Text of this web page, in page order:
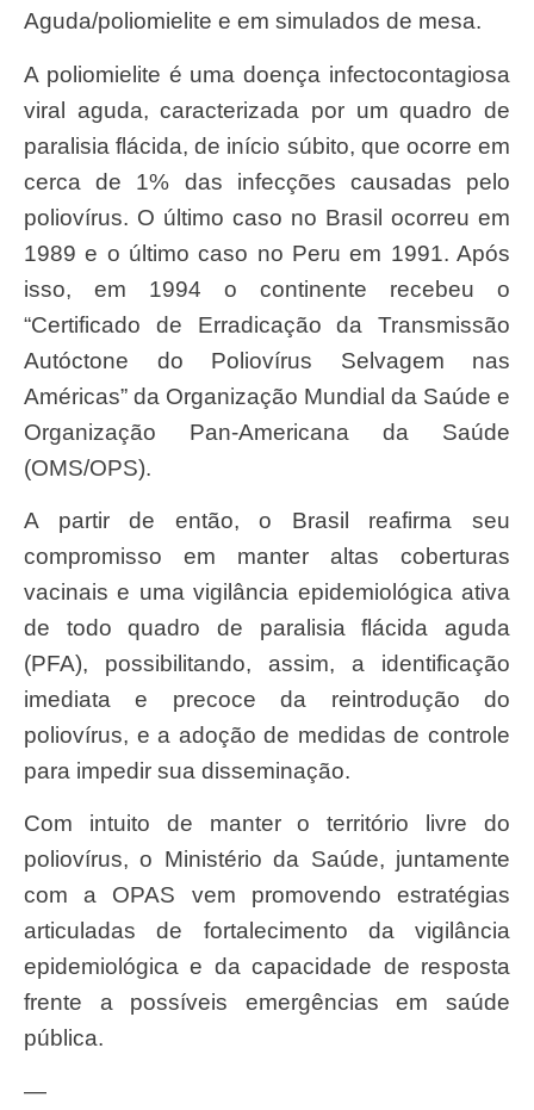
Aguda/poliomielite e em simulados de mesa.
A poliomielite é uma doença infectocontagiosa
viral aguda, caracterizada por um quadro de
paralisia flácida, de início súbito, que ocorre em
cerca de 1% das infecções causadas pelo
poliovírus. O último caso no Brasil ocorreu em
1989 e o último caso no Peru em 1991. Após
isso, em 1994 o continente recebeu o
“Certificado de Erradicação da Transmissão
Autóctone do Poliovírus Selvagem nas
Américas” da Organização Mundial da Saúde e
Organização Pan-Americana da Saúde
(OMS/OPS).
A partir de então, o Brasil reafirma seu
compromisso em manter altas coberturas
vacinais e uma vigilância epidemiológica ativa
de todo quadro de paralisia flácida aguda
(PFA), possibilitando, assim, a identificação
imediata e precoce da reintrodução do
poliovírus, e a adoção de medidas de controle
para impedir sua disseminação.
Com intuito de manter o território livre do
poliovírus, o Ministério da Saúde, juntamente
com a OPAS vem promovendo estratégias
articuladas de fortalecimento da vigilância
epidemiológica e da capacidade de resposta
frente a possíveis emergências em saúde
pública.
—